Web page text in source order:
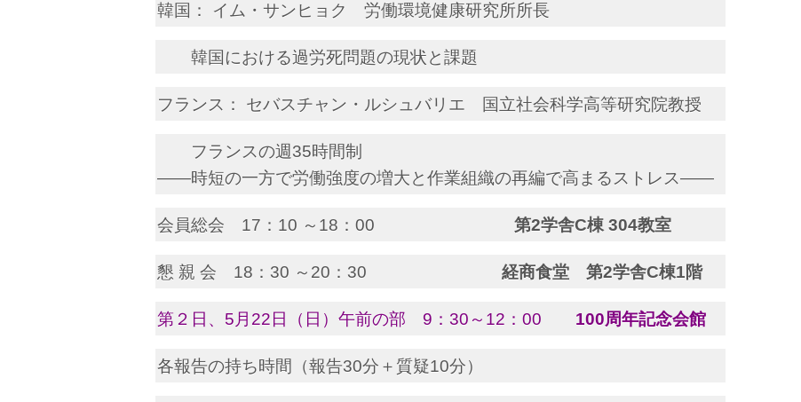
韓国： イム・サンヒョク 労働環境健康研究所所長
韓国における過労死問題の現状と課題
フランス： セバスチャン・ルシュバリエ 国立社会科学高等研究院教授
フランスの週35時間制
――時短の一方で労働強度の増大と作業組織の再編で高まるストレス――
会員総会 17：10 ～18：00 第2学舎C棟 304教室
懇 親 会 18：30 ～20：30 経商食堂 第2学舎C棟1階
第２日、5月22日（日）午前の部 9：30～12：00 100周年記念会館
各報告の持ち時間（報告30分＋質疑10分）